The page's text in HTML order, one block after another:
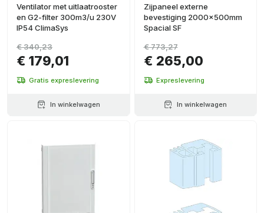
Ventilator met uitlaatrooster
en G2-filter 300m3/u 230V
IP54 ClimaSys
€ 179,01
€ 340,23
Gratis expreslevering
In winkelwagen
Zijpaneel externe
bevestiging 2000x500mm
Spacial SF
€ 265,00
€ 773,27
Expreslevering
In winkelwagen